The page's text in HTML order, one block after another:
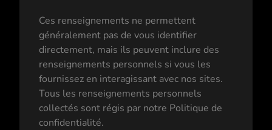
Ces renseignements ne permettent
généralement pas de vous identifier
directement, mais ils peuvent inclure des
renseignements personnels si vous les
fournissez en interagissant avec nos sites.
Tous les renseignements personnels
collectés sont régis par notre Politique de
confidentialité.